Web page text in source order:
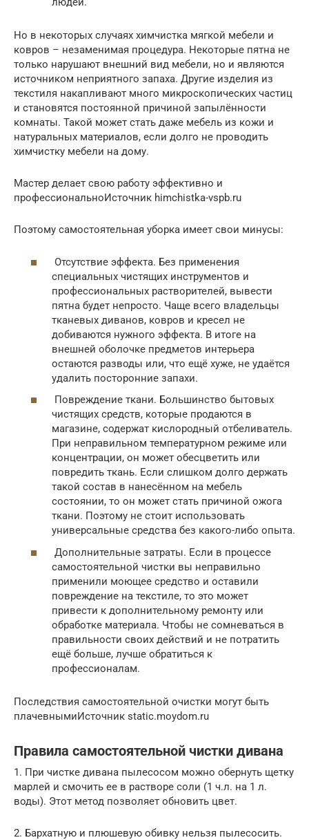
Но в некоторых случаях химчистка мягкой мебели и
ковров – незаменимая процедура. Некоторые пятна не
только нарушают внешний вид мебели, но и являются
источником неприятного запаха. Другие изделия из
текстиля накапливают много микроскопических частиц
и становятся постоянной причиной запылённости
комнаты. Такой может стать даже мебель из кожи и
натуральных материалов, если долго не проводить
химчистку мебели на дому.
Мастер делает свою работу эффективно и
профессиональноИсточник himchistka-vspb.ru
Поэтому самостоятельная уборка имеет свои минусы:
Отсутствие эффекта. Без применения
специальных чистящих инструментов и
профессиональных растворителей, вывести
пятна будет непросто. Чаще всего владельцы
тканевых диванов, ковров и кресел не
добиваются нужного эффекта. В итоге на
внешней оболочке предметов интерьера
остаются разводы или, что ещё хуже, не удаётся
удалить посторонние запахи.
Повреждение ткани. Большинство бытовых
чистящих средств, которые продаются в
магазине, содержат кислородный отбеливатель.
При неправильном температурном режиме или
концентрации, он может обесцветить или
повредить ткань. Если слишком долго держать
такой состав в нанесённом на мебель
состоянии, то он может стать причиной ожога
ткани. Поэтому не стоит использовать
универсальные средства без какого-либо опыта.
Дополнительные затраты. Если в процессе
самостоятельной чистки вы неправильно
применили моющее средство и оставили
повреждение на текстиле, то это может
привести к дополнительному ремонту или
обработке материала. Чтобы не сомневаться в
правильности своих действий и не потратить
ещё больше, лучше обратиться к
профессионалам.
Последствия самостоятельной очистки могут быть
плачевнымиИсточник static.moydom.ru
Правила самостоятельной чистки дивана
1. При чистке дивана пылесосом можно обернуть щетку
марлей и смочить ее в растворе соли (1 ч.л. на 1 л.
воды). Этот метод позволяет обновить цвет.
2. Бархатную и плюшевую обивку нельзя пылесосить.